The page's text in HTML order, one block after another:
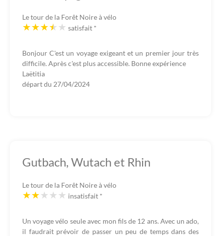
Le tour de la Forêt Noire à vélo
satisfait *
Bonjour C'est un voyage exigeant et un premier jour très
difficile. Après c'est plus accessible. Bonne expérience
Laëtitia
départ du 27/04/2024
Gutbach, Wutach et Rhin
Le tour de la Forêt Noire à vélo
insatisfait *
Un voyage vélo seule avec mon fils de 12 ans. Avec un ado,
il faudrait prévoir de passer un peu de temps dans des